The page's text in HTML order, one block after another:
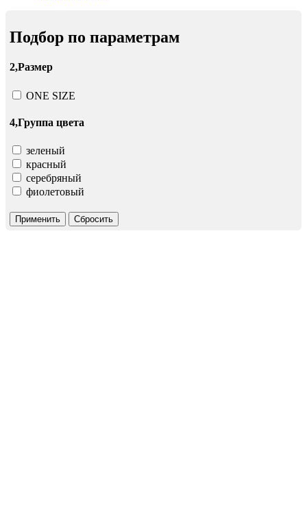
Подбор по параметрам
2,Размер
ONE SIZE
4,Группа цвета
зеленый
красный
серебряный
фиолетовый
Применить Сбросить